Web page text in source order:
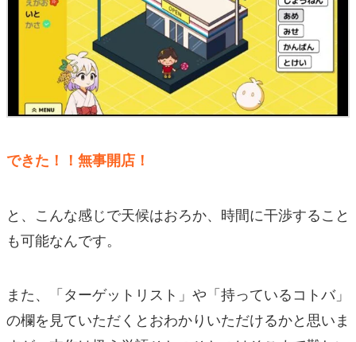
できた！！無事開店！
と、こんな感じで天候はおろか、時間に干渉すること
も可能なんです。
また、「ターゲットリスト」や「持っているコトバ」
の欄を見ていただくとおわかりいただけるかと思いま